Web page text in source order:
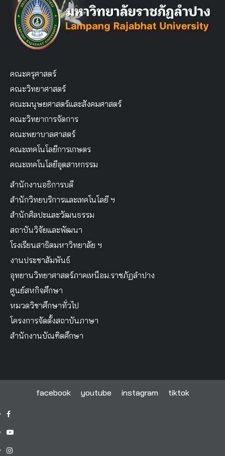
คณะครุศาสตร์
คณะวิทยาศาสตร์
คณะมนุษยศาสตร์และสังคมศาสตร์
คณะวิทยาการจัดการ
คณะพยาบาลศาสตร์
คณะเทคโนโลยีการเกษตร
คณะเทคโนโลยีอุตสาหกรรม
สำนักงานอธิการบดี
สำนักวิทยบริการและเทคโนโลยี ฯ
สำนักศิลปะและวัฒนธรรม
สถาบันวิจัยและพัฒนา
โรงเรียนสาธิตมหาวิทยาลัย ฯ
งานประชาสัมพันธ์
อุทยานวิทยาศาสตร์ภาคเหนือม.ราชภัฏลำปาง
ศูนย์สหกิจศึกษา
หมวดวิชาศึกษาทั่วไป
โครงการจัดตั้งสถาบันภาษา
สำนักงานบัณฑิตศึกษา
facebook youtube instagram tiktok
facebook
youtube
instagram